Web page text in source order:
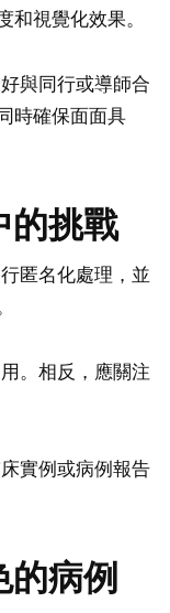
和視覺化效果。
與同行或導師合
時確保面面具
的挑戰
匿名化處理，並
。相反，應關注
實例或病例報告
病例